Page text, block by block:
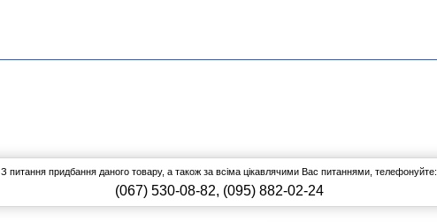
З питання придбання даного товару, а також за всіма цікавлячими Вас питаннями, телефонуйте:
(067) 530-08-82, (095) 882-02-24